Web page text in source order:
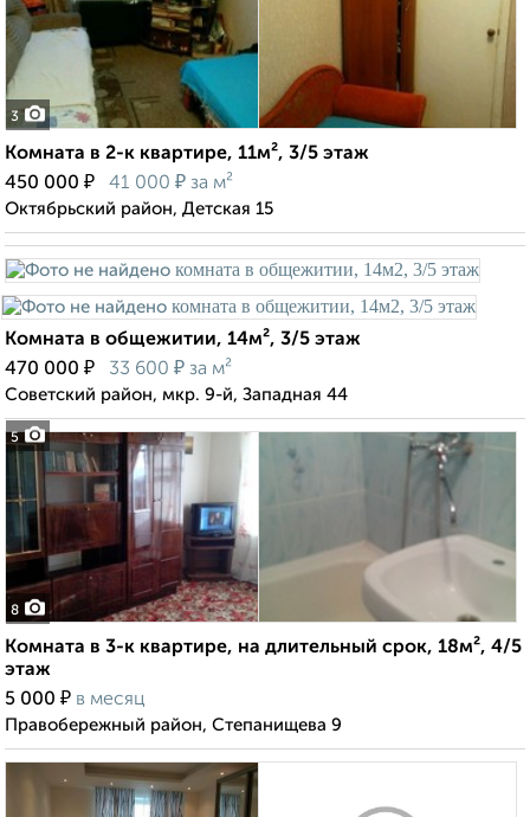
3
Комната в 2-к квартире, 11м², 3/5 этаж
450 000 ₽ 41 000 ₽ за м²
Октябрьский район, Детская 15
5
Комната в общежитии, 14м², 3/5 этаж
470 000 ₽ 33 600 ₽ за м²
Советский район, мкр. 9-й, Западная 44
8
Комната в 3-к квартире, на длительный срок, 18м², 4/5
этаж
5 000 ₽ в месяц
Правобережный район, Степанищева 9